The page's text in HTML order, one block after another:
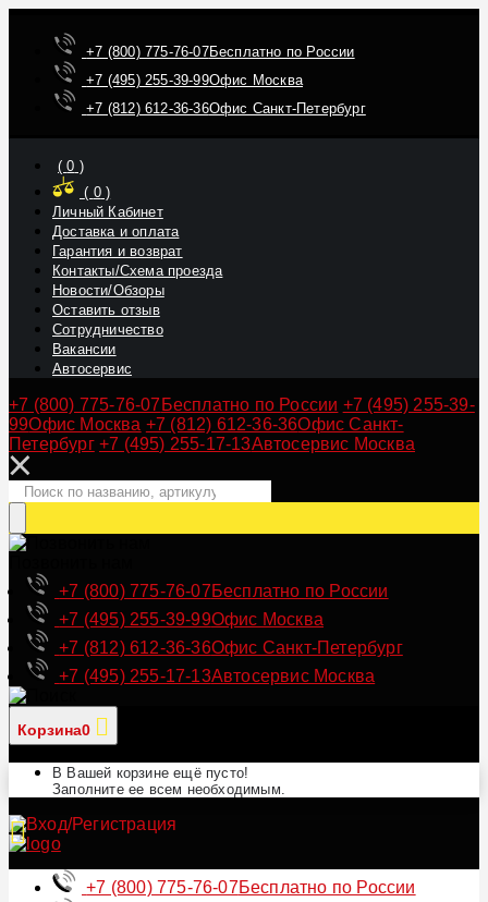
+7 (800) 775-76-07Бесплатно по России
+7 (495) 255-39-99Офис Москва
+7 (812) 612-36-36Офис Санкт-Петербург
(0 )
( 0)
Личный Кабинет
Доставка и оплата
Гарантия и возврат
Контакты/Схема проезда
Новости/Обзоры
Оставить отзыв
Сотрудничество
Вакансии
Автосервис
+7 (800) 775-76-07 Бесплатно по России +7 (495) 255-39-
99Офис Москва +7 (812) 612-36-36Офис Санкт-
Петербург +7 (495) 255-17-13Автосервис Москва
+7 (800) 775-76-07Бесплатно по России
+7 (495) 255-39-99Офис Москва
+7 (812) 612-36-36Офис Санкт-Петербург
+7 (495) 255-17-13Автосервис Москва
Корзина0
В Вашей корзине ещё пусто!
Заполните ее всем необходимым.
+7 (800) 775-76-07Бесплатно по России